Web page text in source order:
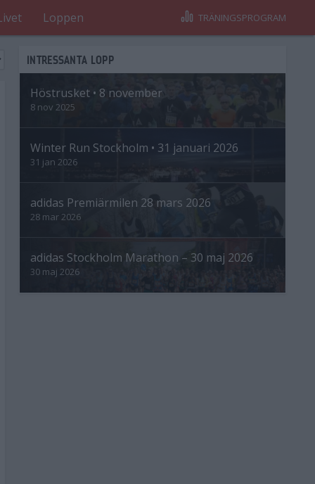
Loppen TRÄNINGSPROGRAM
INTRESSANTA LOPP
Höstrusket • 8 november
8 nov 2025
Winter Run Stockholm • 31 januari 2026
31 jan 2026
adidas Premiärmilen 28 mars 2026
28 mar 2026
adidas Stockholm Marathon – 30 maj 2026
30 maj 2026